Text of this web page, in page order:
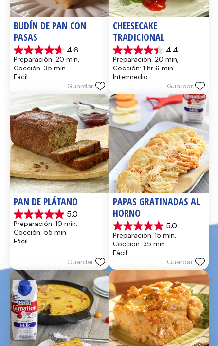
BUDÍN DE PAN CON
PASAS
4.6
4.6
de
5
estrellas.
reseñas
Preparación: 20 min,
Cocción: 35 min
Fácil
Guardar
CHEESECAKE
TRADICIONAL
4.4
4.4
de
5
estrellas.
reseñas
Preparación: 20 min,
Cocción: 1 hr 6 min
Intermedio
Guardar
PAN DE PLÁTANO
5.0
5.0
de
5
estrellas.
Preparación: 10 min,
Cocción: 55 min
Fácil
Guardar
PAPAS GRATINADAS AL
HORNO
5.0
5.0
de
5
estrellas.
Preparación: 15 min,
Cocción: 35 min
Fácil
Guardar